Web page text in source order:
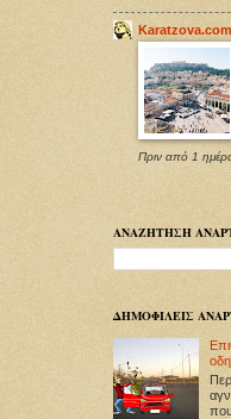
Karatzova.com
Πριν από 1
ΑΝΑΖΗΤΗΣΗ
ΔΗΜΟΦΙΛΕΙΣ